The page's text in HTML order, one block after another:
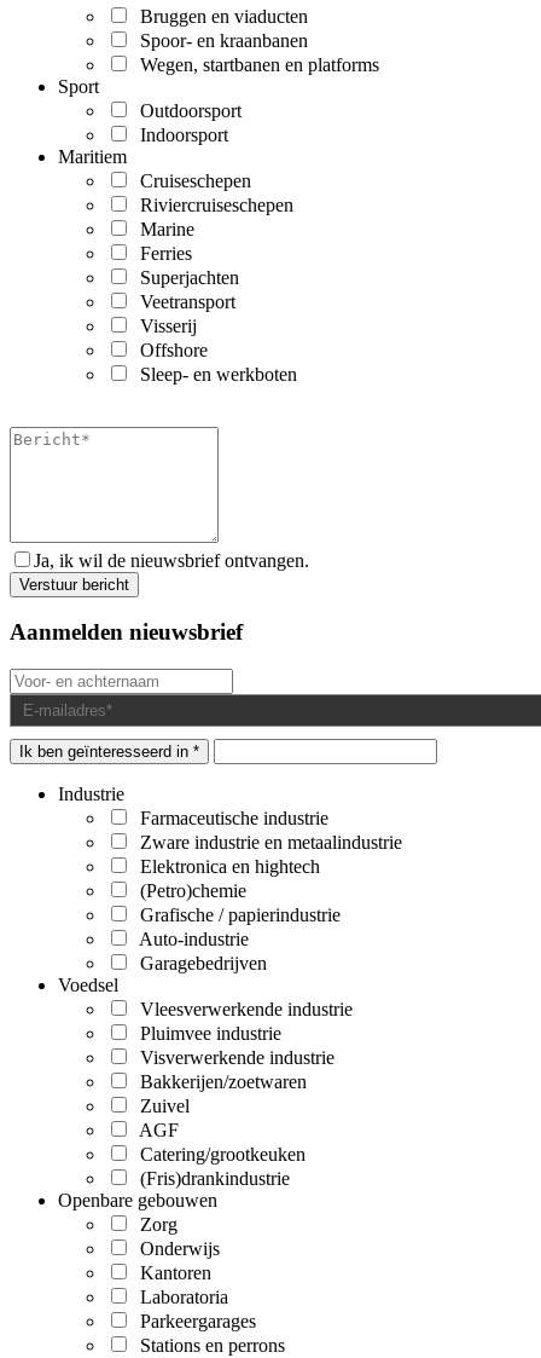
Bruggen en viaducten
Spoor- en kraanbanen
Wegen, startbanen en platforms
Sport
Outdoorsport
Indoorsport
Maritiem
Cruiseschepen
Riviercruiseschepen
Marine
Ferries
Superjachten
Veetransport
Visserij
Offshore
Sleep- en werkboten
Ja, ik wil de nieuwsbrief ontvangen.
Aanmelden nieuwsbrief
Ik ben geïnteresseerd in *
Industrie
Farmaceutische industrie
Zware industrie en metaalindustrie
Elektronica en hightech
(Petro)chemie
Grafische / papierindustrie
Auto-industrie
Garagebedrijven
Voedsel
Vleesverwerkende industrie
Pluimvee industrie
Visverwerkende industrie
Bakkerijen/zoetwaren
Zuivel
AGF
Catering/grootkeuken
(Fris)drankindustrie
Openbare gebouwen
Zorg
Onderwijs
Kantoren
Laboratoria
Parkeergarages
Stations en perrons